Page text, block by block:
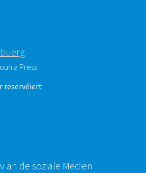
a Press
reservéiert
an de soziale Medien